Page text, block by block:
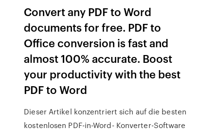
Convert any PDF to Word
documents for free. PDF to
Office conversion is fast and
almost 100% accurate. Boost
your productivity with the best
PDF to Word
Dieser Artikel konzentriert sich auf die besten
kostenlosen PDF-in-Word- Konverter-Software